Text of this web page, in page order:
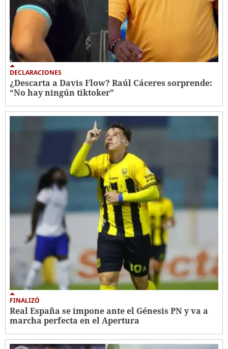
DECLARACIONES
¿Descarta a Davis Flow? Raúl Cáceres sorprende:
“No hay ningún tiktoker”
FINALIZÓ
Real España se impone ante el Génesis PN y va a
marcha perfecta en el Apertura